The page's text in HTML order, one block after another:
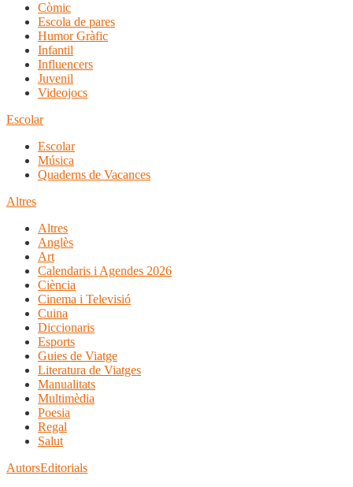
Còmic
Escola de pares
Humor Gràfic
Infantil
Influencers
Juvenil
Videojocs
Escolar
Escolar
Música
Quaderns de Vacances
Altres
Altres
Anglès
Art
Calendaris i Agendes 2026
Ciència
Cinema i Televisió
Cuina
Diccionaris
Esports
Guies de Viatge
Literatura de Viatges
Manualitats
Multimèdia
Poesia
Regal
Salut
AutorsEditorials